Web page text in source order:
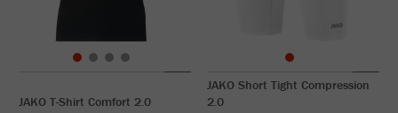
JAKO T-Shirt Comfort 2.0
JAKO Short Tight Compression
2.0